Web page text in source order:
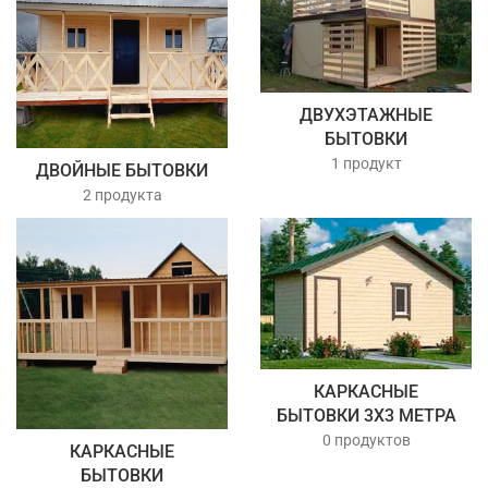
ДВОЙНЫЕ БЫТОВКИ
2 продукта
ДВУХЭТАЖНЫЕ
БЫТОВКИ
1 продукт
КАРКАСНЫЕ
БЫТОВКИ
КАРКАСНЫЕ
БЫТОВКИ 3Х3 МЕТРА
0 продуктов